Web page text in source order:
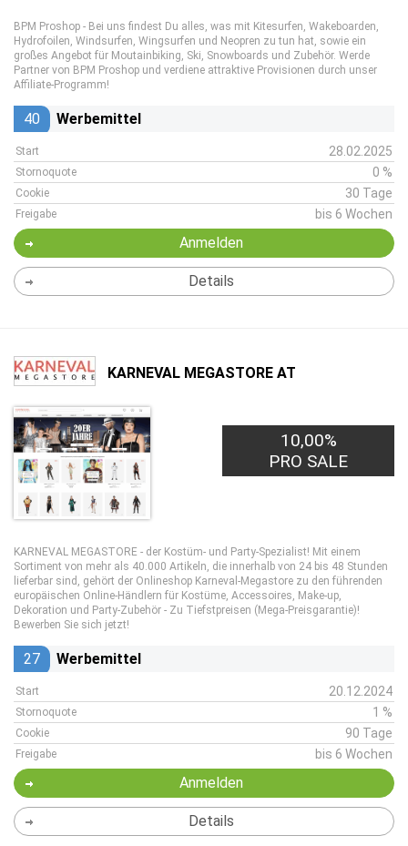
BPM Proshop - Bei uns findest Du alles, was mit Kitesurfen, Wakeboarden,
Hydrofoilen, Windsurfen, Wingsurfen und Neopren zu tun hat, sowie ein
großes Angebot für Moutainbiking, Ski, Snowboards und Zubehör. Werde
Partner von BPM Proshop und verdiene attraktive Provisionen durch unser
Affiliate-Programm!
40 Werbemittel
Start 28.02.2025
Stornoquote 0 %
Cookie 30 Tage
Freigabe bis 6 Wochen
Anmelden
Details
KARNEVAL MEGASTORE AT
10,00%
PRO SALE
KARNEVAL MEGASTORE - der Kostüm- und Party-Spezialist! Mit einem
Sortiment von mehr als 40.000 Artikeln, die innerhalb von 24 bis 48 Stunden
lieferbar sind, gehört der Onlineshop Karneval-Megastore zu den führenden
europäischen Online-Händlern für Kostüme, Accessoires, Make-up,
Dekoration und Party-Zubehör - Zu Tiefstpreisen (Mega-Preisgarantie)!
Bewerben Sie sich jetzt!
27 Werbemittel
Start 20.12.2024
Stornoquote 1 %
Cookie 90 Tage
Freigabe bis 6 Wochen
Anmelden
Details